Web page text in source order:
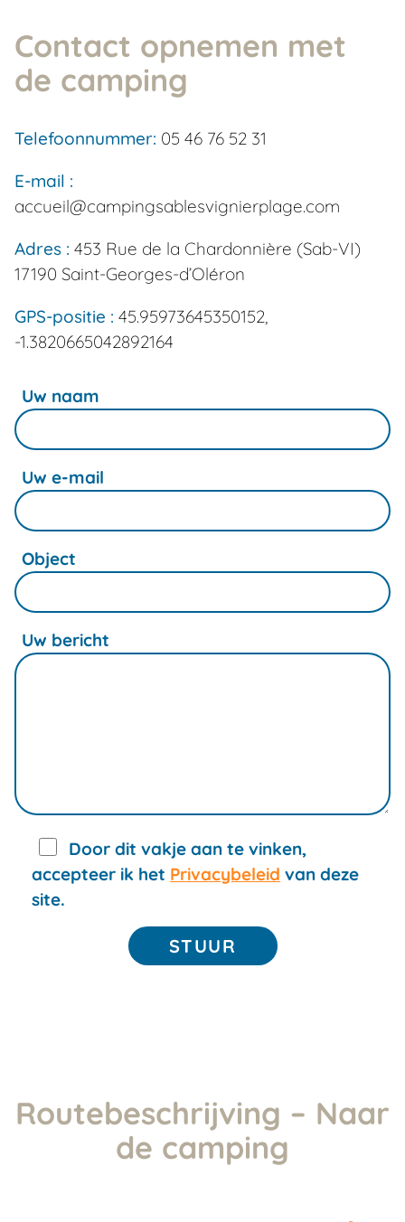
Contact opnemen met
de camping
Telefoonnummer: 05 46 76 52 31
E-mail :
accueil@campingsablesvignierplage.com
Adres : 453 Rue de la Chardonnière (Sab-VI)
17190 Saint-Georges-d’Oléron
GPS-positie : 45.95973645350152,
-1.3820665042892164
Uw naam
Uw e-mail
Object
Uw bericht
Door dit vakje aan te vinken,
accepteer ik het Privacybeleid van deze
site.
Routebeschrijving – Naar
de camping